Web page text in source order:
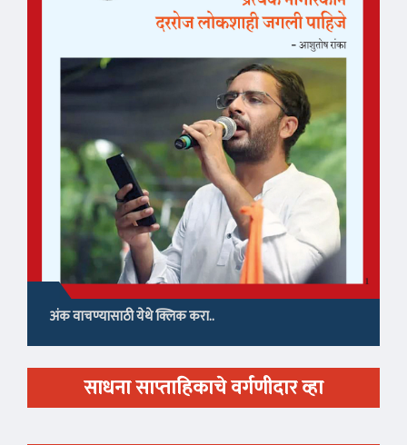
अंक वाचण्यासाठी येथे क्लिक करा..
साधना साप्ताहिकाचे वर्गणीदार व्हा